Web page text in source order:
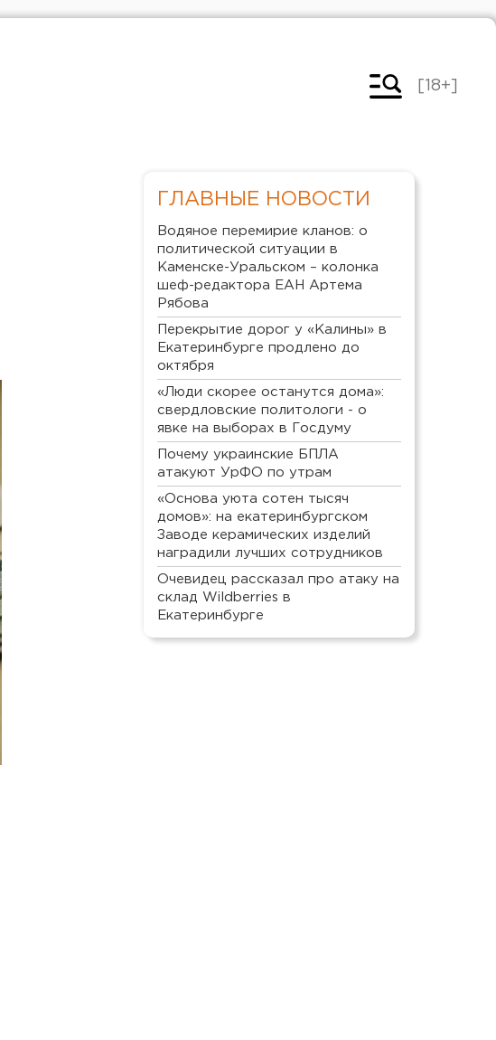
[18+]
ГЛАВНЫЕ НОВОСТИ
Водяное перемирие кланов: о
политической ситуации в
Каменске-Уральском – колонка
шеф-редактора ЕАН Артема
Рябова
Перекрытие дорог у «Калины» в
Екатеринбурге продлено до
октября
«Люди скорее останутся дома»:
свердловские политологи - о
явке на выборах в Госдуму
Почему украинские БПЛА
атакуют УрФО по утрам
«Основа уюта сотен тысяч
домов»: на екатеринбургском
Заводе керамических изделий
наградили лучших сотрудников
Очевидец рассказал про атаку на
склад Wildberries в
Екатеринбурге